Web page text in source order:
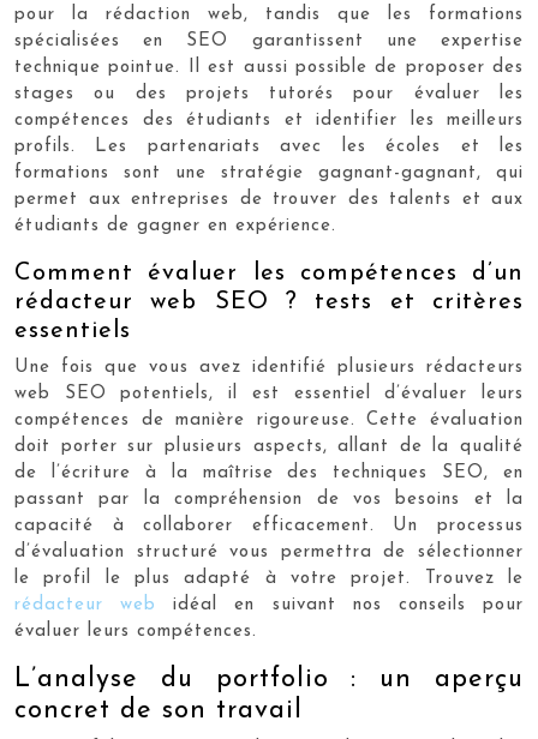
pour la rédaction web, tandis que les formations
spécialisées en SEO garantissent une expertise
technique pointue. Il est aussi possible de proposer des
stages ou des projets tutorés pour évaluer les
compétences des étudiants et identifier les meilleurs
profils. Les partenariats avec les écoles et les
formations sont une stratégie gagnant-gagnant, qui
permet aux entreprises de trouver des talents et aux
étudiants de gagner en expérience.
Comment évaluer les compétences d’un
rédacteur web SEO ? tests et critères
essentiels
Une fois que vous avez identifié plusieurs rédacteurs
web SEO potentiels, il est essentiel d’évaluer leurs
compétences de manière rigoureuse. Cette évaluation
doit porter sur plusieurs aspects, allant de la qualité
de l’écriture à la maîtrise des techniques SEO, en
passant par la compréhension de vos besoins et la
capacité à collaborer efficacement. Un processus
d’évaluation structuré vous permettra de sélectionner
le profil le plus adapté à votre projet. Trouvez le
rédacteur webidéal en suivant nos conseils pour
évaluer leurs compétences.
L’analyse du portfolio : un aperçu
concret de son travail